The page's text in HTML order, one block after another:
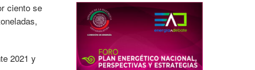
ciento se
2021 y